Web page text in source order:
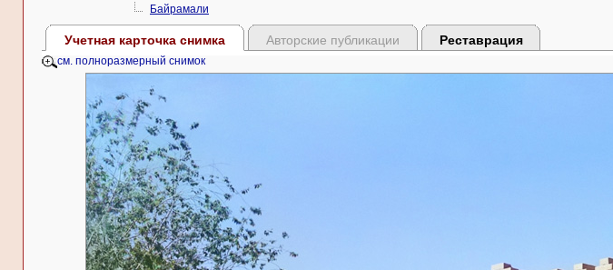
Байрамали
Учетная карточка снимка Авторские публикации Реставрация
см. полноразмерный снимок